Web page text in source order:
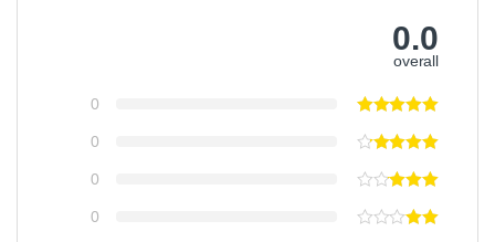
0.0
overall
0
0
0
0